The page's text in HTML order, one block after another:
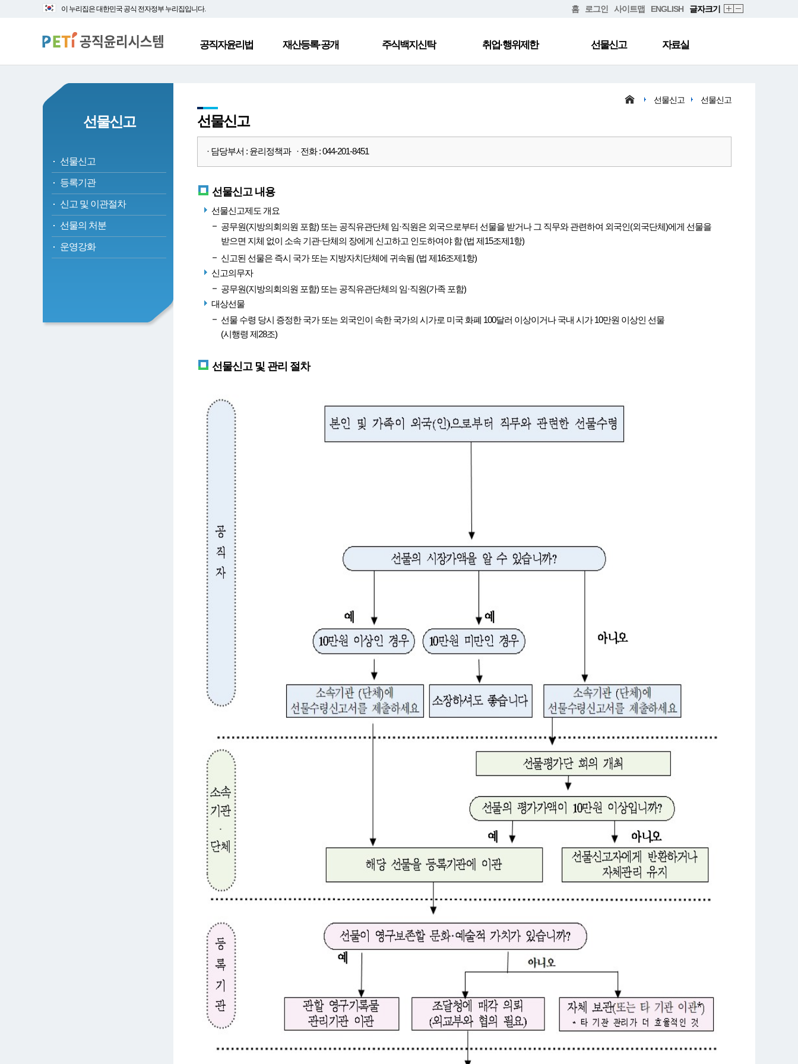
대
바
로
본
로
가
이 누리집은 대한민국 공식 전자정부 누리집입니다. 홈 로그인 사이트맵 ENGLISH 글자크기
공직자윤리법 재산등록·공개 주식백지신탁 취업·행위제한 선물신고 자료실
선물신고
선물신고
등록기관
신고 및 이관절차
선물의 처분
운영강화
선물신고 선물신고
선물신고
· 담당부서 : 윤리정책과 · 전화 : 044-201-8451
선물신고 내용
선물신고제도 개요
공무원(지방의회의원 포함) 또는 공직유관단체 임·직원은 외국으로부터 선물을 받거나 그 직무와 관련하여 외국인(외국단체)에게 선물을
받으면 지체 없이 소속 기관·단체의 장에게 신고하고 인도하여야 함 (법 제15조제1항)
신고된 선물은 즉시 국가 또는 지방자치단체에 귀속됨 (법 제16조제1항)
신고의무자
공무원(지방의회의원 포함) 또는 공직유관단체의 임·직원(가족 포함)
대상선물
선물 수령 당시 증정한 국가 또는 외국인이 속한 국가의 시가로 미국 화폐 100달러 이상이거나 국내 시가 10만원 이상인 선물
(시행령 제28조)
선물신고 및 관리 절차